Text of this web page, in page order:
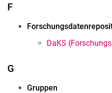
F
DaKS
G
Gruppen